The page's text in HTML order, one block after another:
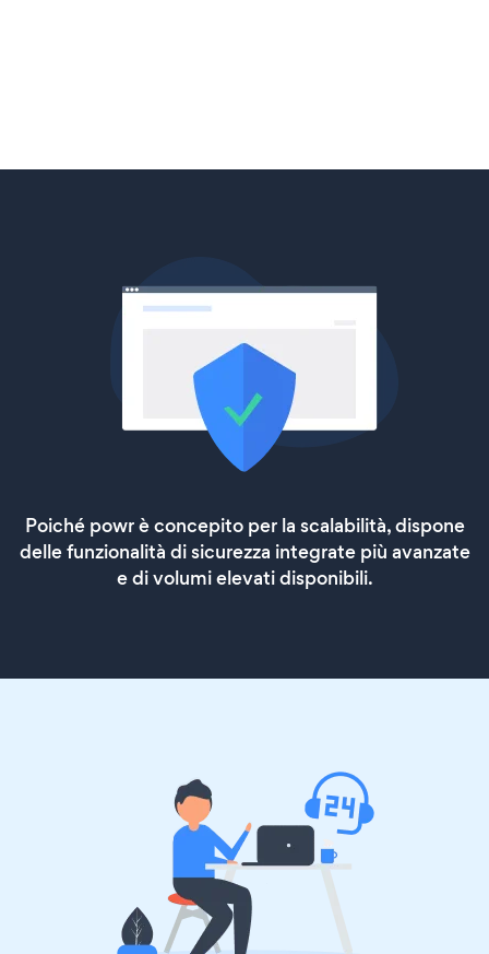
Poiché powr è concepito per la scalabilità, dispone
delle funzionalità di sicurezza integrate più avanzate
e di volumi elevati disponibili.